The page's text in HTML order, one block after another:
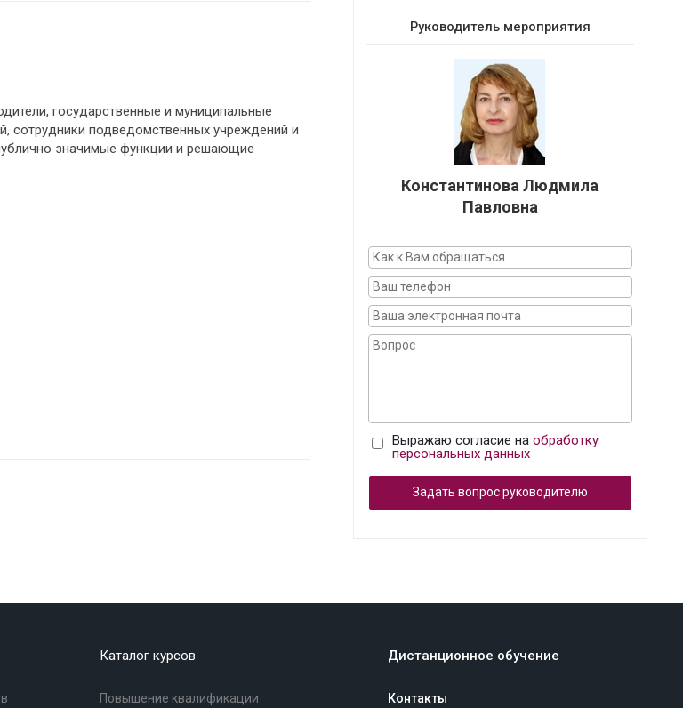
государственные и муниципальные
сотрудники подведомственных учреждений и
значимые функции и решающие
Руководитель мероприятия
Константинова Людмила
Павловна
Выражаю согласие на обработку
персональных данных
Задать вопрос руководителю
Каталог курсов
Повышение квалификации
Дистанционное обучение
Контакты